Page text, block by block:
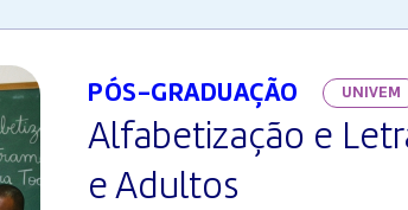
PÓS-GRADUAÇÃO UNIVEM
Alfabetização e
e Adultos